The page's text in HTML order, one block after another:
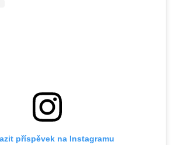
příspěvek na Instagramu